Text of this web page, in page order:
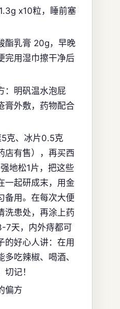
x10粒，睡前塞
酯乳膏 20g，早晚
完用湿巾擦干净后
：明矾温水泡屁
膏外敷，药物配合
克、冰片0.5克
店有售），再买西
地松1片，把这些
一起研成末，用金
备用。在每次大便
洗患处，再涂上药
7天，内外痔都可
的好心人讲：在用
多吃辣椒、喝酒、
记！
偏方